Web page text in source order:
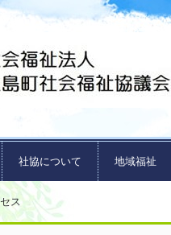
社協について 地域福祉
ス